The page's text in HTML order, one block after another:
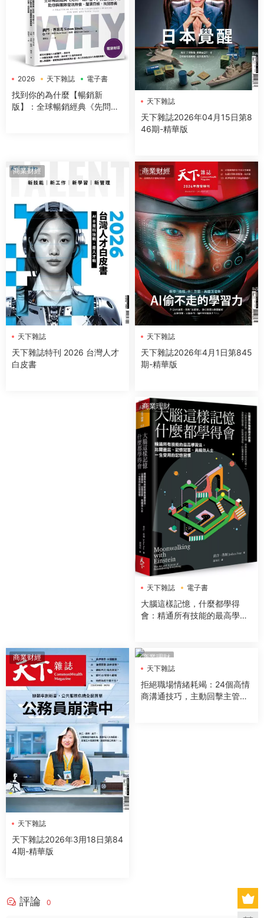
2026 天下雜誌 電子書
找到你的為什麼【暢銷新
版】：全球暢銷經典《先問，
天下雜誌
天下雜誌2026年04月15日第8
46期-精華版
商業财經
天下雜誌
天下雜誌特刊 2026 台灣人才
白皮書
商業财經
天下雜誌
天下雜誌2026年4月1日第845
期-精華版
商業理財
天下雜誌 電子書
大腦這樣記憶，什麼都學得
會：精通所有技能的最高學習
商業财經
天下雜誌
天下雜誌2026年3用18日第84
4期-精華版
商業理財
天下雜誌
拒絕職場情緒耗竭：24個高情
商溝通技巧，主動回擊主管、
評論 0